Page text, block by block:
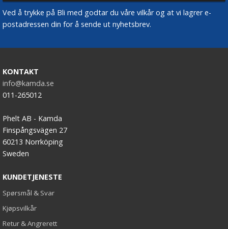
Ved å trykke på Bli med godtar du våre vilkår og at vi lagrer e-
postadressen din for å sende ut nyhetsbrev.
KONTAKT
info@kamda.se
011-265012
Phelt AB - Kamda
Finspångsvägen 27
60213 Norrköping
Sweden
KUNDETJENESTE
Spørsmål & Svar
Kjøpsvilkår
Retur & Angrerett